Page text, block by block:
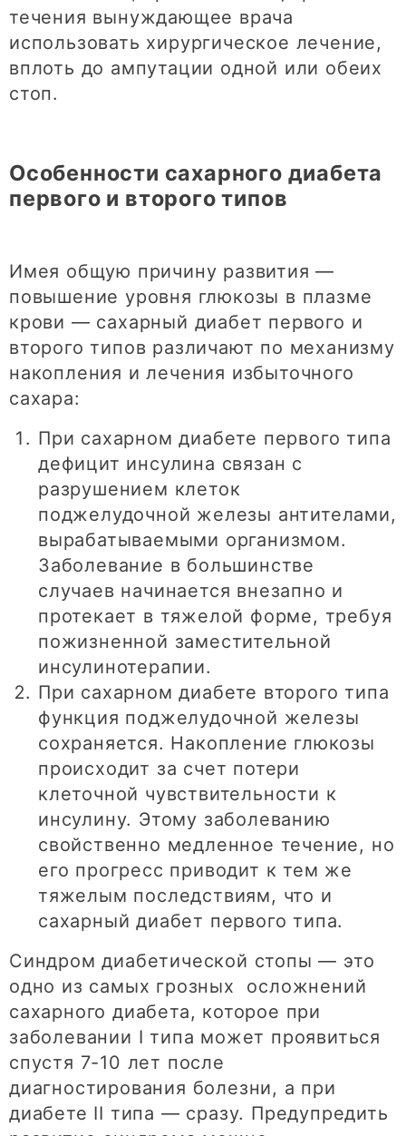
течения вынуждающее врача
использовать хирургическое лечение,
вплоть до ампутации одной или обеих
стоп.
Особенности сахарного диабета
первого и второго типов
Имея общую причину развития —
повышение уровня глюкозы в плазме
крови — сахарный диабет первого и
второго типов различают по механизму
накопления и лечения избыточного
сахара:
При сахарном диабете первого типа
дефицит инсулина связан с
разрушением клеток
поджелудочной железы антителами,
вырабатываемыми организмом.
Заболевание в большинстве
случаев начинается внезапно и
протекает в тяжелой форме, требуя
пожизненной заместительной
инсулинотерапии.
При сахарном диабете второго типа
функция поджелудочной железы
сохраняется. Накопление глюкозы
происходит за счет потери
клеточной чувствительности к
инсулину. Этому заболеванию
свойственно медленное течение, но
его прогресс приводит к тем же
тяжелым последствиям, что и
сахарный диабет первого типа.
Синдром диабетической стопы — это
одно из самых грозных осложнений
сахарного диабета, которое при
заболевании I типа может проявиться
спустя 7-10 лет после
диагностирования болезни, а при
диабете II типа — сразу. Предупредить